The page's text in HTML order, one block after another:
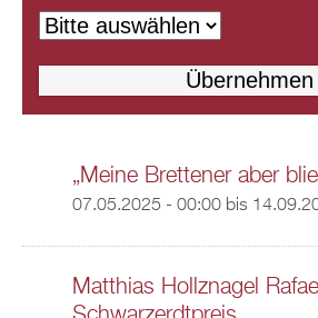
„Meine Brettener aber
07.05.2025 - 00:00bis
Matthias Hollznagel